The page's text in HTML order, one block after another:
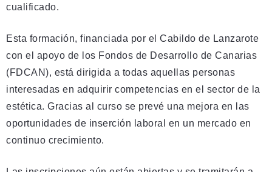
cualificado.
Esta formación, financiada por el Cabildo de Lanzarote
con el apoyo de los Fondos de Desarrollo de Canarias
(FDCAN), está dirigida a todas aquellas personas
interesadas en adquirir competencias en el sector de la
estética. Gracias al curso se prevé una mejora en las
oportunidades de inserción laboral en un mercado en
continuo crecimiento.